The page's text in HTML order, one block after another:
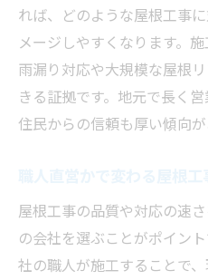
れば、どのような屋根工事
メージしやすくなります。
雨漏り対応や大規模な屋根
きる証拠です。地元で長く
住民からの信頼も厚い傾向が
屋根工事の品質や対応の速
の会社を選ぶことがポイン
社の職人が施工することで